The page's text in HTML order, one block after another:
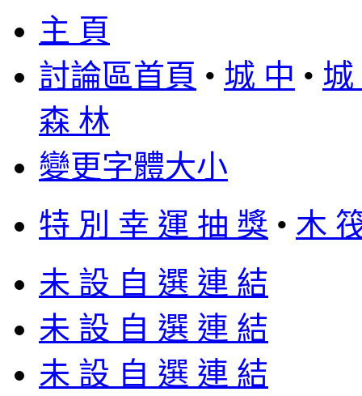
[5/8 05:59]
[5/8 05:57]lois1234566 :
[5/8 05:57]
[5/8 05:57]lois1234566
[5/8 05:56]lois1234566:
運草 血菩提都很讚
[5/8 05:55]lois1234566
[5/8 05:55]lois1234566
主 頁
討論區首頁 • 城 中 • 城
森 林
變更字體大小
特 別 幸 運 抽 獎 • 木
未 設 自 選 連 結
未 設 自 選 連 結
未 設 自 選 連 結